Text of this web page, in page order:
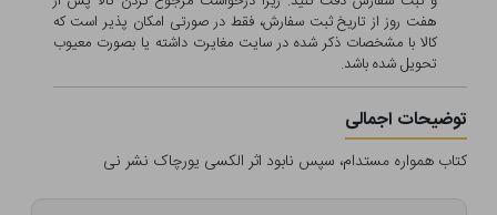
هفت روز از تاریخ ثبت سفارش، فقط در صورتی امکان پذیر است که
کالا با مشخصات ذکر شده در سایت مغایرت داشته یا بصورت معيوب
تحویل شده باشد.
توضیحات اجمالی
کتاب همواره مستدام، سپس نابود اثر الکسی یورچاک نشر نی